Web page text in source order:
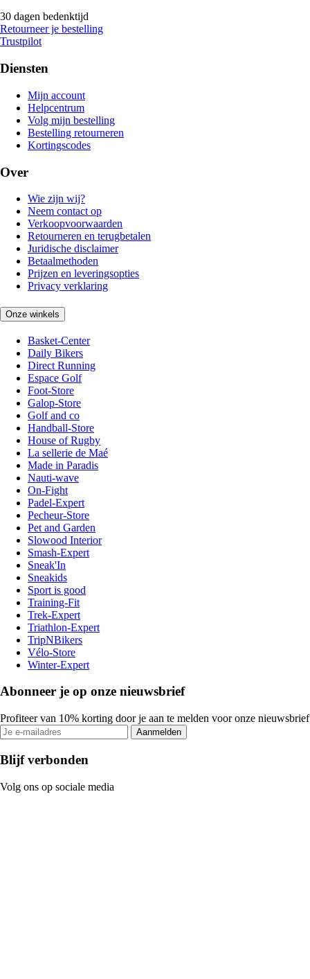
30 dagen bedenktijd
Retourneer je bestelling
Trustpilot
Diensten
Mijn account
Helpcentrum
Volg mijn bestelling
Bestelling retourneren
Kortingscodes
Over
Wie zijn wij?
Neem contact op
Verkoopvoorwaarden
Retourneren en terugbetalen
Juridische disclaimer
Betaalmethoden
Prijzen en leveringsopties
Privacy verklaring
Onze winkels
Basket-Center
Daily Bikers
Direct Running
Espace Golf
Foot-Store
Galop-Store
Golf and co
Handball-Store
House of Rugby
La sellerie de Maé
Made in Paradis
Nauti-wave
On-Fight
Padel-Expert
Pecheur-Store
Pet and Garden
Slowood Interior
Smash-Expert
Sneak'In
Sneakids
Sport is good
Training-Fit
Trek-Expert
Triathlon-Expert
TripNBikers
Vélo-Store
Winter-Expert
Abonneer je op onze nieuwsbrief
Profiteer van 10% korting door je aan te melden voor onze nieuwsbrief
Aanmelden
Blijf verbonden
Volg ons op sociale media